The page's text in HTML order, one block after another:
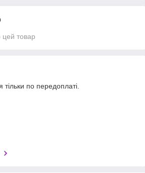
цей товар
тільки по передоплаті.